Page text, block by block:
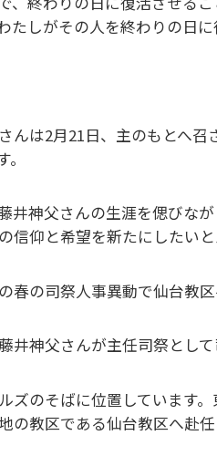
たしがその人を終わりの日に
んは2月21日、主のもとへ
井神父さんの生涯を偲びな
信仰と希望を新たにしたいと
春の司祭人事異動で仙台教
井神父さんが主任司祭とし
ズのそばに位置しています
の教区である仙台教区へ赴任